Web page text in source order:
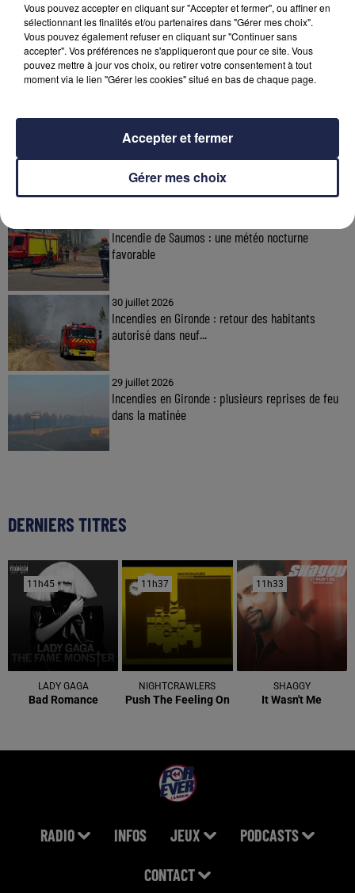
Incendie de Saumos : une météo nocturne
favorable
30 juillet 2026
Incendies en Gironde : retour des habitants
autorisé dans neuf...
29 juillet 2026
Incendies en Gironde : plusieurs reprises de feu
dans la matinée
DERNIERS TITRES
11h45
11h45
LADY GAGA
Bad Romance
11h37
11h37
NIGHTCRAWLERS
Push The Feeling On
11h33
11h33
SHAGGY
It Wasn't Me
RADIO INFOS JEUX PODCASTS
CONTACT
Vous pouvez accepter en cliquant sur "Accepter et fermer", ou affiner en
sélectionnant les finalités et/ou partenaires dans "Gérer mes choix".
Vous pouvez également refuser en cliquant sur "Continuer sans
accepter". Vos préférences ne s'appliqueront que pour ce site. Vous
pouvez mettre à jour vos choix, ou retirer votre consentement à tout
moment via le lien "Gérer les cookies" situé en bas de chaque page.
Gérer mes choix
Accepter et fermer